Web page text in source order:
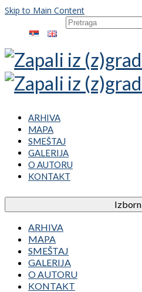
Skip to Main Content
Pretraga
ARHIVA
MAPA
SMEŠTAJ
GALERIJA
O AUTORU
KONTAKT
ARHIVA
MAPA
SMEŠTAJ
GALERIJA
O AUTORU
KONTAKT